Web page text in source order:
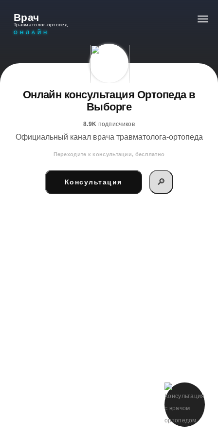
Врач
Травматолог-ортопед
ОНЛАЙН
Онлайн консультация Ортопеда в
Выборге
8.9K подписчиков
Официальный канал врача травматолога-ортопеда
Переходите к консультации, бесплатно
Консультация 🔎